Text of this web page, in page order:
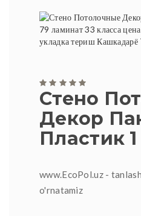
Стено
Декор
Пластик
www.EcoPol.uz -
o'rnatamiz